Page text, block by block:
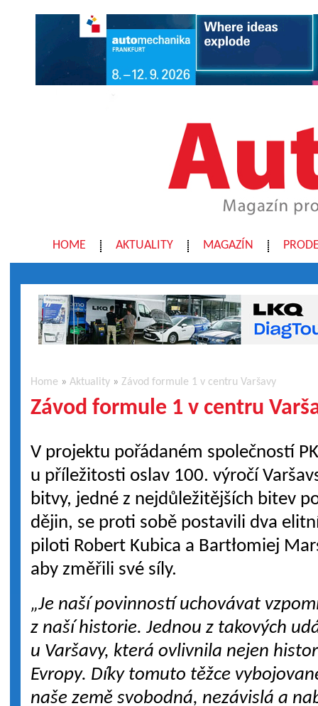
HOME AKTUALITY MAGAZÍN
Home »Aktuality »Závod formule 1 v centru Varšavy
Závod formule 1 v centru
V projektu pořádaném společností
u příležitosti oslav 100. výročí
bitvy, jedné z nejdůležitějších bitev
dějin, se proti sobě postavili dva
piloti Robert Kubica a Bartłomiej
aby změřili své síly.
„Je naší povinností uchovávat
z naší historie. Jednou z takových
u Varšavy, která ovlivnila nejen
Evropy. Díky tomuto těžce
naše země svobodná, nezávislá a